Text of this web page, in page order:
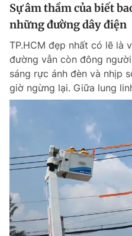
Sự âm thầm của biết
những đường dây điện
TP.HCM đẹp nhất có lẽ là
đường vẫn còn đông
sáng rực ánh đèn và nhịp
giờ ngừng lại. Giữa lung